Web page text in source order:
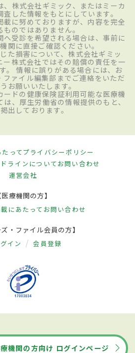
、株式会社ギミック、またはミーカ
した情報をもとにしています。
載に努めておりますが、内容を完全
ものではありません。
へ受診を希望される場合は、事前に
関に直接ご確認ください。
た損害について、株式会社ギミッ
ー株式会社ではその賠償の責任を一
。 情報に誤りがある場合には、お
ファイル編集部までご連絡をいただ
お願いいたします。
ードの健康保険証利用可能な医療機
、厚生労働省の情報提供のもと、
出しております。
ってプライバシーポリシー
ラインについてお問い合わせ
運営会社
医療機関の方】
にあたって お問い合わせ
ズ・ファイル会員の方】
イン 会員登録
機関の方向け ログインページ